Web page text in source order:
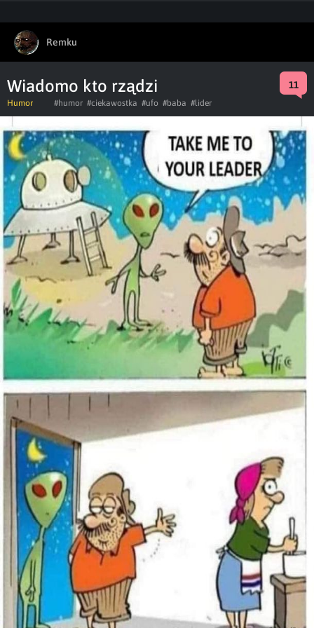
Remku
Wiadomo kto rządzi 11
Humor #humor #ciekawostka #ufo #baba #lider